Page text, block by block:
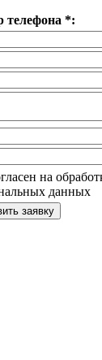
телефона *:
на
данных